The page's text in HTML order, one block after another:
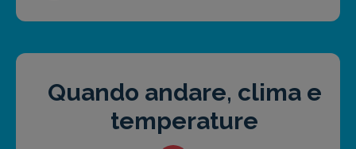
Quando andare, clima e
temperature